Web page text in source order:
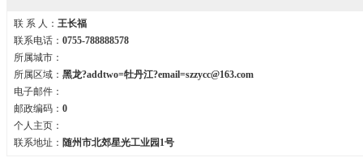
联 系 人： 王长福
联系电话： 0755-788888578
所属城市：
所属区域： 黑龙?addtwo=牡丹江?email=szzycc@163.com
电子邮件：
邮政编码： 0
个人主页：
联系地址： 随州市北郊星光工业园1号